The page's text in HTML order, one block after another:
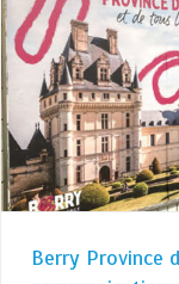
Berry Province